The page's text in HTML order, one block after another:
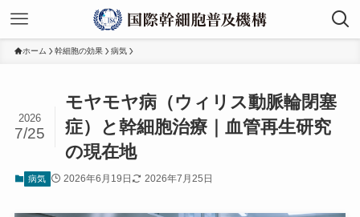
ホーム 幹細胞の効果 病気
モヤモヤ病（ウィリス動脈輪閉塞
症）と幹細胞治療｜血管再生研究
の現在地
2026
7/25
病気 2026年6月19日 2026年7月25日